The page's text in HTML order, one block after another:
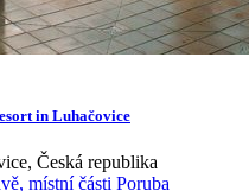
in Luhačovice
Česká republika